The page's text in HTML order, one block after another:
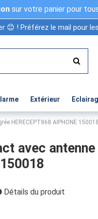
sur votre panier pour
😊 ! Préférez le mail pour
Extérieur
HERECEPT868 AIPHONE 150018
avec
Détails du produit